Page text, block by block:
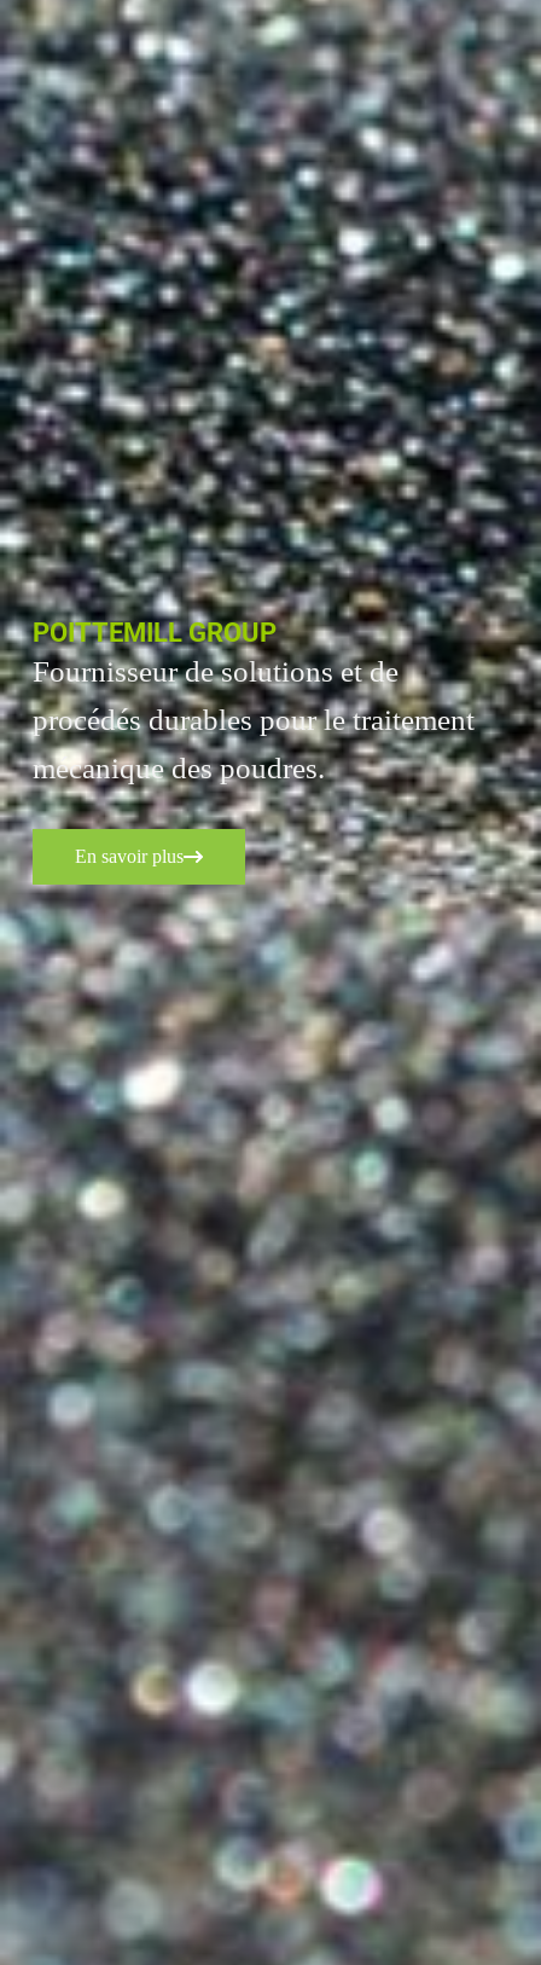
POITTEMILL GROUP
Fournisseur de solutions et de
procédés durables pour le traitement
mécanique des poudres.
En savoir plus